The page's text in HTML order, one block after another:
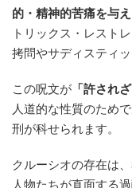
的・精神的苦痛を与
トリックス・レスト
拷問やサディスティ
この呪文が 「許され
人道的な性質のため
刑が科せられます。
クルーシオの存在は
人物たちが直面する